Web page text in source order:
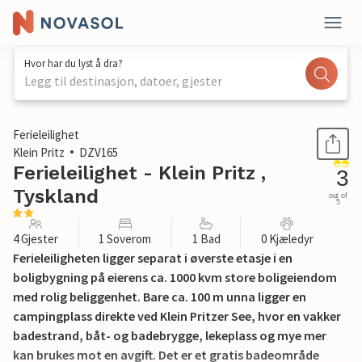
Hvor har du lyst å dra?
Legg til destinasjon, datoer, gjester
1 / 19
Ferieleilighet
Klein Pritz
DZV165
Ferieleilighet - Klein Pritz ,
Tyskland
3
out of
5
4 Gjester 1 Soverom 1 Bad 0 Kjæledyr
Ferieleiligheten ligger separat i øverste etasje i en
boligbygning på eierens ca. 1000 kvm store boligeiendom
med rolig beliggenhet. Bare ca. 100 m unna ligger en
campingplass direkte ved Klein Pritzer See, hvor en vakker
badestrand, båt- og badebrygge, lekeplass og mye mer
kan brukes mot en avgift. Det er et gratis badeområde